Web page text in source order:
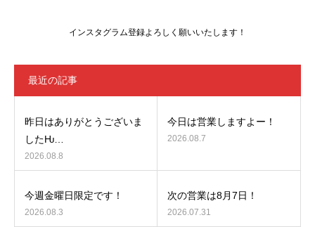
インスタグラム登録よろしく願いいたします！
最近の記事
昨日はありがとうございま
したǶ…
2026.08.8
今日は営業しますよー！
2026.08.7
今週金曜日限定です！
2026.08.3
次の営業は8月7日！
2026.07.31